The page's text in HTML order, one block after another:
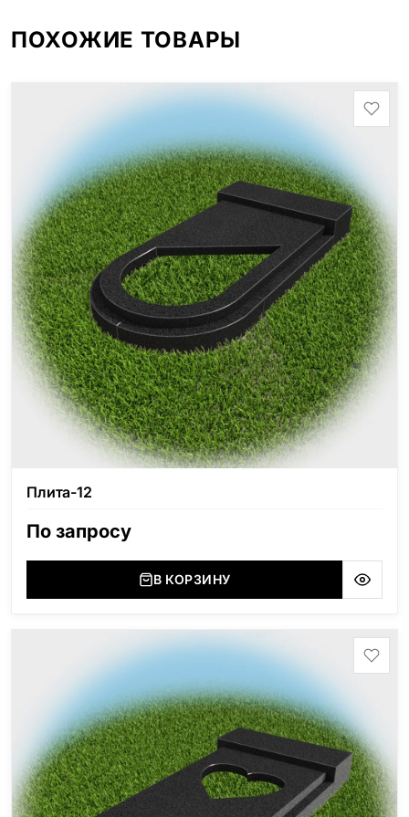
ПОХОЖИЕ ТОВАРЫ
Плита-12
По запросу
В КОРЗИНУ